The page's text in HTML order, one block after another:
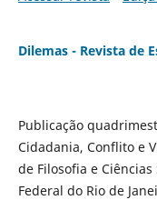
Dilemas - Revista de
Publicação
Cidadania, Conflito e
de Filosofia e
Federal do Rio de